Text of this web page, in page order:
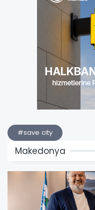
#save city
Makedonya